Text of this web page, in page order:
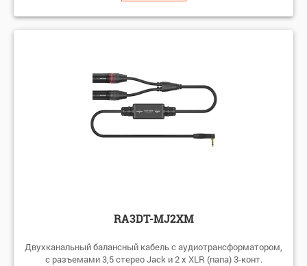
RA3DT-MJ2XM
Двухканальный балансный кабель с аудиотрансформатором,
с разъемами 3,5 стерео Jack и 2 х XLR (папа) 3-конт.